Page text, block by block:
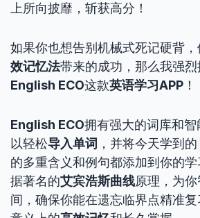
上所向披靡，斩获高分！
如果你也想告别机械式死记硬背
效记忆法带来的成功，那么我强
English ECO这款英语学习APP ！
English ECO拥有强大的词库和
以轻松导入单词 ，并将今天学到的
的多重含义和例句都添加到你的
据著名的艾宾浩斯曲线原理，为
间，确保你能在遗忘临界点精准